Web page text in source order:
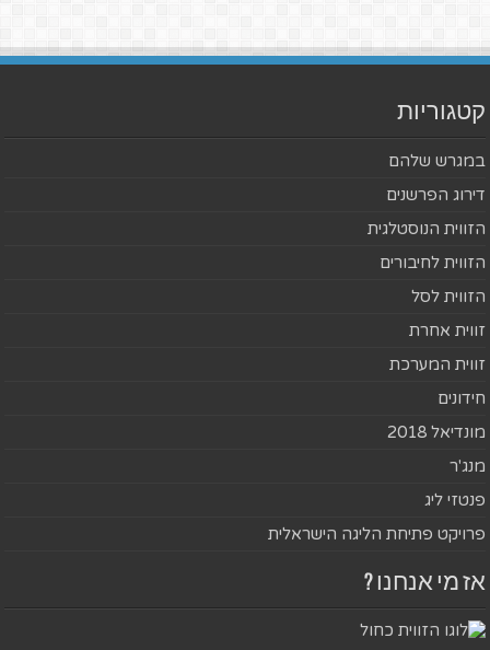
קטגוריות
במגרש שלהם
דירוג הפרשנים
הזווית הנוסטלגית
הזווית לחיבורים
הזווית לסל
זווית אחרת
זווית המערכת
חידונים
מונדיאל 2018
מנג'ר
פנטזי ליג
פרויקט פתיחת הליגה הישראלית
אז מי אנחנו ?